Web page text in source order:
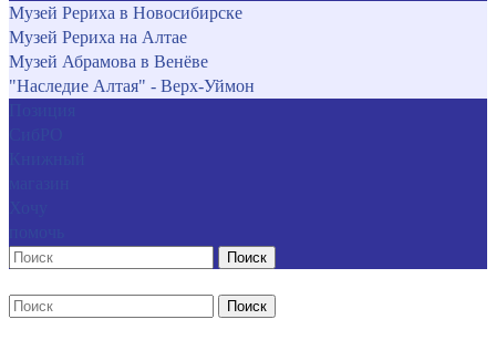
Музей Рериха в Новосибирске
Музей Рериха на Алтае
Музей Абрамова в Венёве
"Наследие Алтая" - Верх-Уймон
Поиск
Поиск